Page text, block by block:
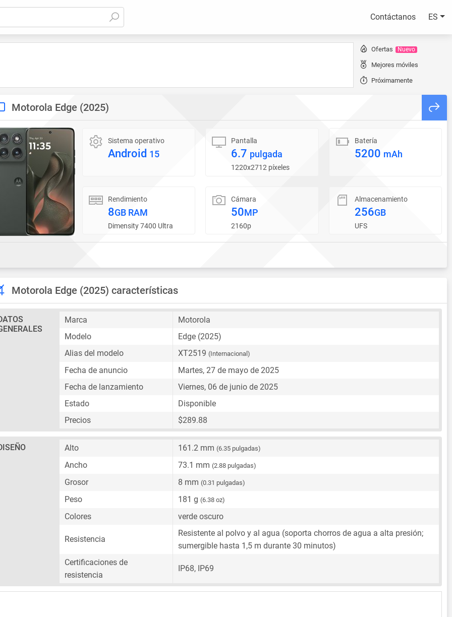
Contáctanos ES
Ofertas Nuevo
Mejores móviles
Próximamente
Motorola Edge (2025)
Sistema operativo
Android 15
Pantalla
6.7 pulgada
1220x2712 píxeles
Batería
5200 mAh
Rendimiento
8GB RAM
Dimensity 7400 Ultra
Cámara
50MP
2160p
Almacenamiento
256GB
UFS
Motorola Edge (2025) características
Marca
Motorola
Modelo
Edge (2025)
Alias del modelo
XT2519 (Internacional)
Fecha de anuncio
Martes, 27 de mayo de 2025
Fecha de lanzamiento
Viernes, 06 de junio de 2025
Estado
Disponible
Precios
$289.88
Alto 161.2 mm (6.35 pulgadas)
Ancho 73.1 mm (2.88 pulgadas)
Grosor 8 mm (0.31 pulgadas)
Peso 181 g (6.38 oz)
Colores verde oscuro
Resistencia
Resistente al polvo y al agua (soporta chorros de agua a alta presión;
sumergible hasta 1,5 m durante 30 minutos)
Certificaciones de
resistencia
IP68, IP69